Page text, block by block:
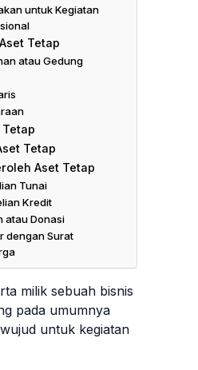
untuk Kegiatan
Tetap
atau Gedung
Tetap
Aset Tetap
Tunai
Kredit
atau Donasi
dengan Surat
milik sebuah bisnis
pada umumnya
untuk kegiatan